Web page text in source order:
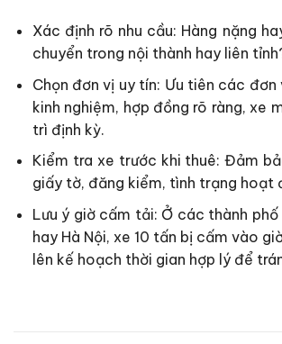
Xác định rõ nhu cầu: Hàng nặng
chuyển trong nội thành hay liên
Chọn đơn vị uy tín: Ưu tiên các đơn
kinh nghiệm, hợp đồng rõ ràng, xe
trì định kỳ.
Kiểm tra xe trước khi thuê: Đảm
giấy tờ, đăng kiểm, tình trạng hoạt
Lưu ý giờ cấm tải: Ở các thành phố
hay Hà Nội, xe 10 tấn bị cấm vào
lên kế hoạch thời gian hợp lý để